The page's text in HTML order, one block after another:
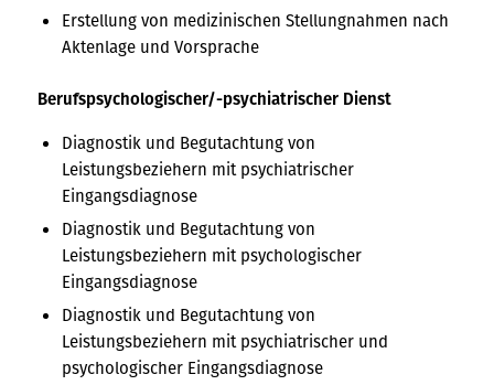
Erstellung von medizinischen Stellungnahmen nach
Aktenlage und Vorsprache
Berufspsychologischer/-psychiatrischer Dienst
Diagnostik und Begutachtung von
Leistungsbeziehern mit psychiatrischer
Eingangsdiagnose
Diagnostik und Begutachtung von
Leistungsbeziehern mit psychologischer
Eingangsdiagnose
Diagnostik und Begutachtung von
Leistungsbeziehern mit psychiatrischer und
psychologischer Eingangsdiagnose